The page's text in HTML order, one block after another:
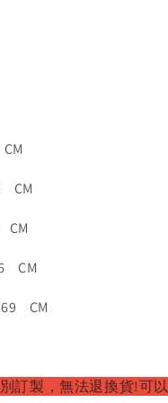
CM
CM
CM
CM
訂製，無法退換貨!可